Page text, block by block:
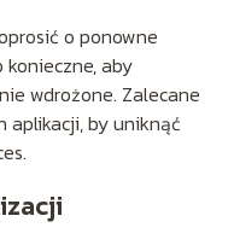
o ponowne
aby
wdrożone. Zalecane
aplikacji, by uniknąć